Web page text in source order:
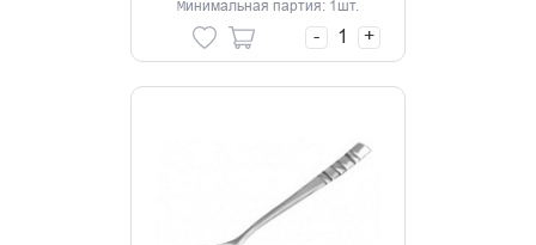
Минимальная партия: 1шт.
- +